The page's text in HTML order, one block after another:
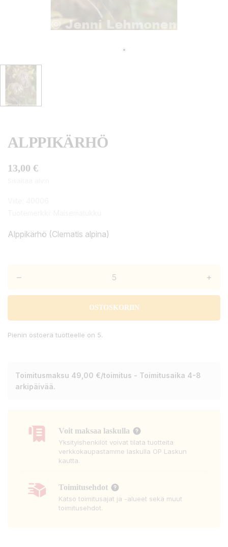
ALPPIKÄRHÖ
13,00 €
Alppikärhö (Clematis alpina)
– +
OSTOSKORIIN
Pienin ostoerä tuotteelle on 5.
Toimitusmaksu 49,00 €/toimitus - Toimitusaika 4-8
arkipäivää.
Voit maksaa laskulla
Yksityishenkilöt voivat tilata tuotteita
verkkokaupastamme laskulla OP Laskun
kautta.
Toimitusehdot
Katso toimitusajat ja -alueet sekä muut
toimitusehdot.